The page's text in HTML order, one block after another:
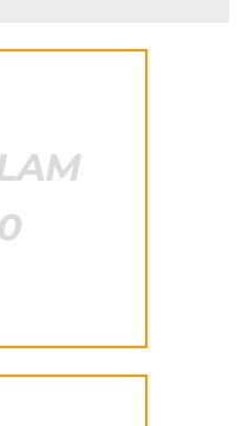
transfer etdi